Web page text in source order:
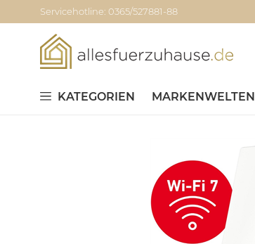
Servicehotline: 0365/527881-88
KATEGORIEN MARKENWELTEN